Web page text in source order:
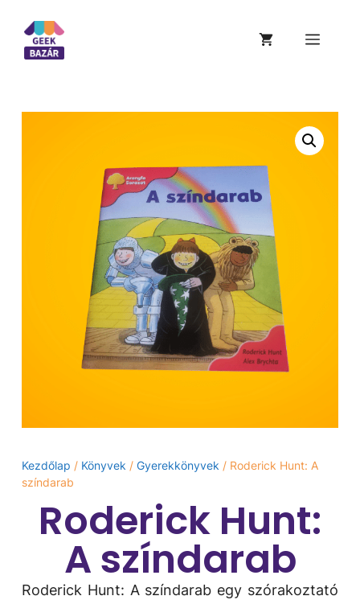
Kezdőlap / Könyvek / Gyerekkönyvek / Roderick Hunt: A
színdarab
Roderick Hunt:
A színdarab
Roderick Hunt: A színdarab egy szórakoztató